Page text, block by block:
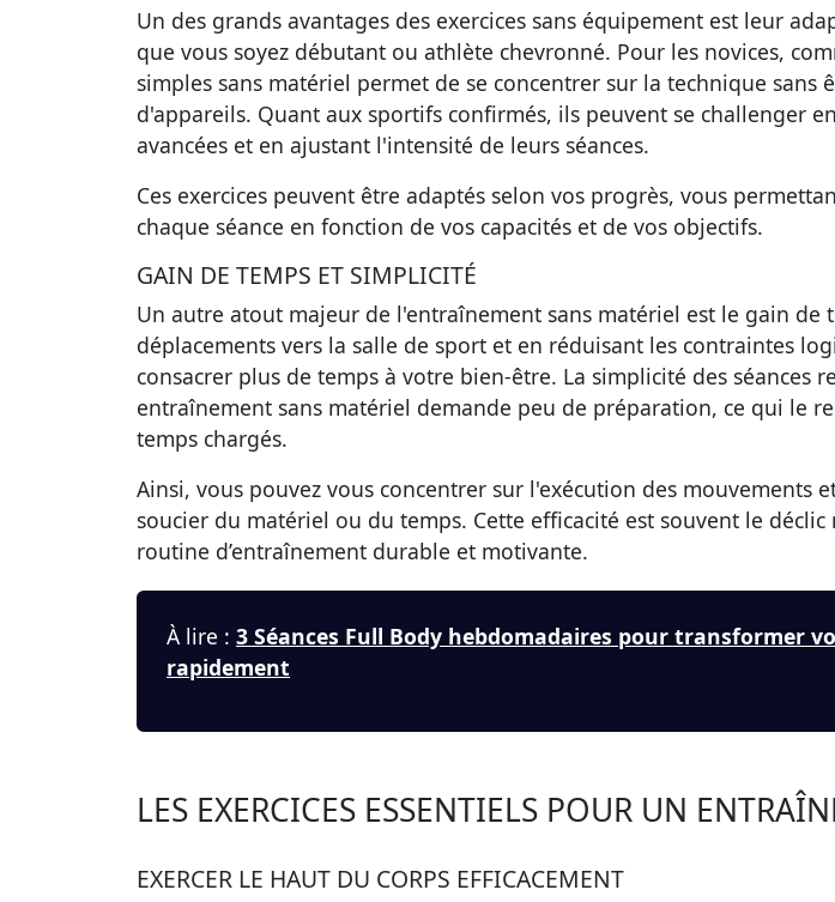
Un des grands avantages des exercices sans équipement est leur
que vous soyez débutant ou athlète chevronné. Pour les novices,
simples sans matériel permet de se concentrer sur la technique
d'appareils. Quant aux sportifs confirmés, ils peuvent se challenger
avancées et en ajustant l'intensité de leurs séances.
Ces exercices peuvent être adaptés selon vos progrès, vous
chaque séance en fonction de vos capacités et de vos objectifs.
GAIN DE TEMPS ET SIMPLICITÉ
Un autre atout majeur de l'entraînement sans matériel est le gain de
déplacements vers la salle de sport et en réduisant les contraintes
consacrer plus de temps à votre bien-être. La simplicité des séances
entraînement sans matériel demande peu de préparation, ce qui le
temps chargés.
Ainsi, vous pouvez vous concentrer sur l'exécution des mouvements
soucier du matériel ou du temps. Cette efficacité est souvent le
routine d’entraînement durable et motivante.
À lire : 3 Séances Full Body hebdomadaires pour transformer
rapidement
LES EXERCICES ESSENTIELS POUR UN
EXERCER LE HAUT DU CORPS EFFICACEMENT